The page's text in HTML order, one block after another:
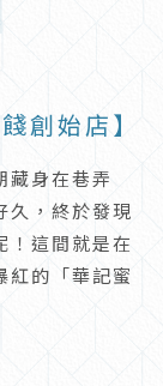
創始店】
藏身在巷弄
久，終於發現
！這間就是在
紅的「華記蜜